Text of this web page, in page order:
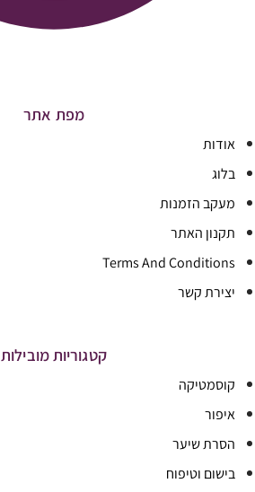
מפת אתר
אודות
בלוג
מעקב הזמנות
תקנון האתר
Terms And Conditions
יצירת קשר
קטגוריות מובילות
קוסמטיקה
איפור
הסרת שיער
בישום וטיפוח